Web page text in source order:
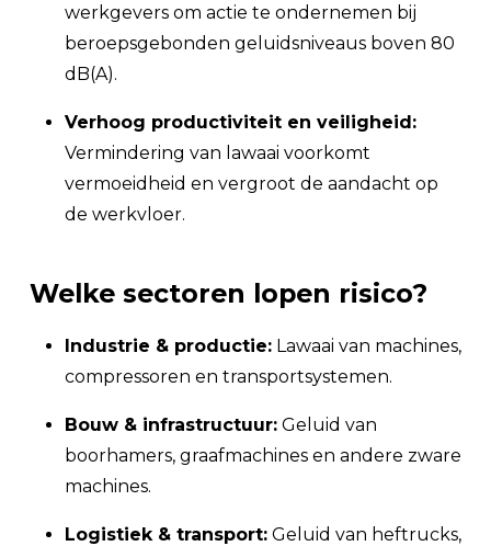
werkgevers om actie te ondernemen bij
beroepsgebonden geluidsniveaus boven 80
dB(A).
Verhoog productiviteit en veiligheid:
Vermindering van lawaai voorkomt
vermoeidheid en vergroot de aandacht op
de werkvloer.
Welke sectoren lopen risico?
Industrie & productie: Lawaai van machines,
compressoren en transportsystemen.
Bouw & infrastructuur: Geluid van
boorhamers, graafmachines en andere zware
machines.
Logistiek & transport: Geluid van heftrucks,